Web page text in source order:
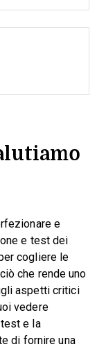
e
e test dei
cogliere le
che rende uno
aspetti critici
vedere
e la
di fornire una